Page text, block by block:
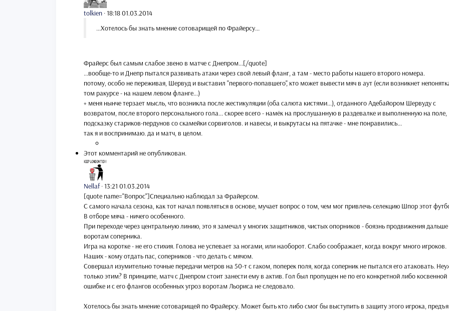
tolkien ·18:18 01.03.2014
...Хотелось бы знать мнение сотоварищей по Фрайерсу...
Фрайерс был самым слабое звено в матче с Днепром...[/quote]
...вообще-то и Днепр пытался развивать атаки через свой левый фланг, а там - место работы нашего второго номера.
потому, особо не переживая, Шервуд и выставил "первого-попавшего", кто может вывести мяч в аут (если возникнет
том ракурсе - на нашем левом фланге...)
+ меня нынче терзает мысль, что возникла после жестикуляции (оба салюта кистями...), отданного Адебайором Шервуду с
возвратом, после второго персонального гола... скорее всего - намёк на прослушанную в раздевалке и выполненную на поле,
подсказку стариков-пердунов со скамейки сорвиголов. и навесы, и выкрутасы на пятачке - мне понравились...
так я и воспринимаю. да и матч, в целом.
Этот комментарий не опубликован.
Nellaf ·13:21 01.03.2014
[quote name="Вопрос"]Специально наблюдал за Фрайерсом.
С самого начала сезона, как тот начал появляться в основе, мучает вопрос о том, чем мог привлечь селекцию Шпор этот
В отборе мяча - ничего особенного.
При переходе через центральную линию, это я замечал у многих защитников, чистых опорников - боязнь продвижения дальше
воротам соперника.
Игра на коротке - не его стихия. Голова не успевает за ногами, или наоборот. Слабо соображает, когда вокруг много игроков.
Наших - кому отдать пас, соперников - что делать с мячом.
Совершал изумительно точные передачи метров на 50-т с гаком, поперек поля, когда соперник не пытался его атаковать.
только этим? В принципе, матч с Днепром стоит занести ему в актив. Гол был пропущен не по его конкретной либо косвенной
ошибке и с его флангов особенных угроз воротам Льориса не следовало.
Хотелось бы знать мнение сотоварищей по Фрайерсу. Может быть кто либо смог бы выступить в защиту этого игрока,